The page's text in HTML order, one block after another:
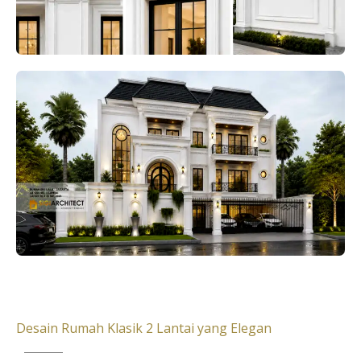
Desain Rumah Klasik 2 Lantai yang Elegan